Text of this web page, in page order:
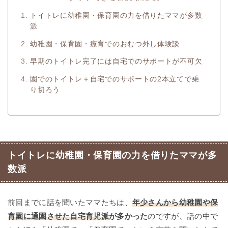
トイトレに幼稚園・保育園の力を借りたママが多数
派
幼稚園・保育園・療育でのおむつ外し体験談
早期のトイトレ完了には自宅でのサポートが不可欠
園でのトイトレ＋自宅でのサポートの2本立てで乗
り切ろう
トイトレに幼稚園・保育園の力を借りたママが多
数派
前回までに話を聞いたママたちは、 年少さんから幼稚園や保
育園に通園させた自宅育児派が多かったのですが、話の中で